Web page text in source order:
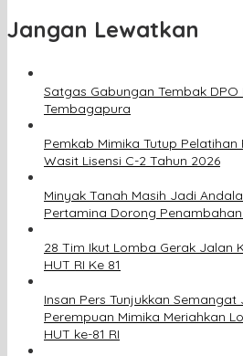
Jangan Lewatkan
Satgas Gabungan Tembak
Tembagapura
Pemkab Mimika Tutup Pelatihan
Wasit Lisensi C-2 Tahun 2026
Minyak Tanah Masih Jadi
Pertamina Dorong
28 Tim Ikut Lomba Gerak Jalan
HUT RI Ke 81
Insan Pers Tunjukkan Semangat
Perempuan Mimika Meriahkan
HUT ke-81 RI